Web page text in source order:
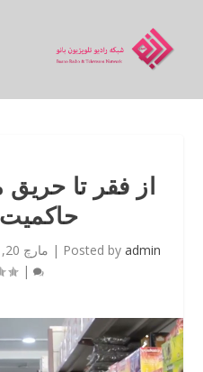
از فقر تا
Posted by admin
| مارچ 20, 2025
|